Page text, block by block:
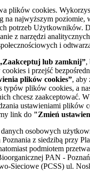
plików cookies.
na najwyższym poziomie,
potrzeb Użytkowników.
z narzędzi
i
lub zamknij”,
i przejść
plików cookies”, aby
typów plików cookies, a
chcesz zaakceptować.
ustawieniami plików
link do "Zmień
osobowych
Poznania z siedzibą przy
podmiotem
PAN -
Sieciowe (PCSS) ul.